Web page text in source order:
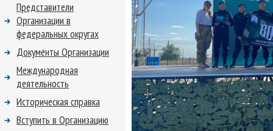
Представители
Организации в
федеральных округах
Документы Организации
Международная
деятельность
Историческая справка
Вступить в Организацию